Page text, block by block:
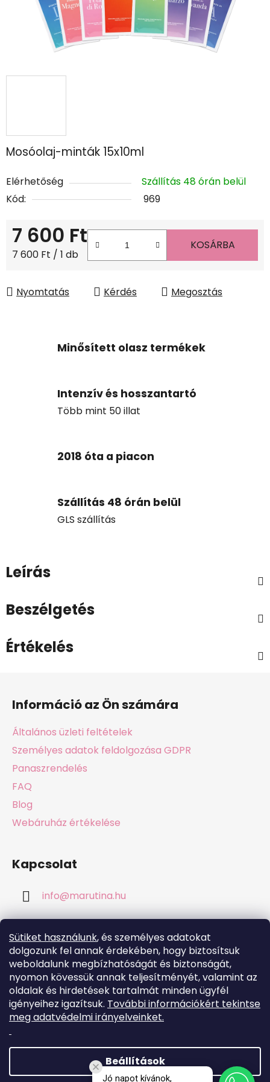
Sütiket használunk, és személyes adatokat
dolgozunk fel annak érdekében, hogy biztosítsuk
weboldalunk megbízhatóságát és biztonságát,
nyomon kövessük annak teljesítményét, valamint az
oldalak és hirdetések tartalmát minden ügyfél
igényeihez igazítsuk. További információkért tekintse
meg adatvédelmi irányelveinket.
Beállítások
Mosóolaj-minták 15x10ml
Elérhetőség
Szállítás 48 órán belül
Kód:
969
7 600 Ft
Egységár:
7 600 Ft / 1 db
KOSÁRBA
Nyomtatás Kérdés Megosztás
Minősített olasz termékek
Intenzív és hosszantartó
Több mint 50 illat
2018 óta a piacon
Szállítás 48 órán belül
GLS szállítás
Leírás
Beszélgetés
Értékelés
Információ az Ön számára
Általános üzleti feltételek
Személyes adatok feldolgozása GDPR
Panaszrendelés
FAQ
Blog
Webáruház értékelése
Kapcsolat
info@marutina.hu
+421911050251
Online fizetési lehetőséget biztosítunk
Jó napot kívánok,